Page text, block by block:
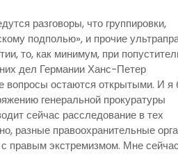
разговоры, что группировки,
подполью», и прочие
то, как минимум, при
дел Германии Ханс-Петер
вопросы остаются открытыми. И я
генеральной прокуратуры
сейчас расследование в тех
разные правоохранительные
правым экстремизмом. Мне сейчас